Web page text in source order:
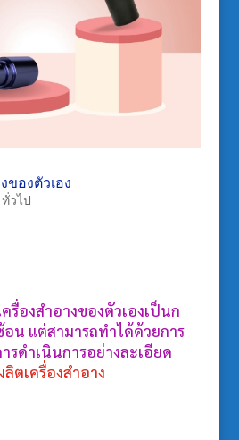
ของตัวเอง
ทั่วไป
รื่องสำอางของตัวเองเป็นก
น แต่สามารถทำได้ด้วยการ
รดำเนินการอย่างละเอียด
ตเครื่องสำอาง